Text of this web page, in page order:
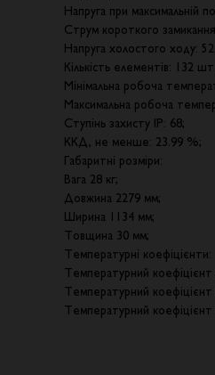
Напруга при максимальній
Струм короткого
Напруга холостого ходу:
Кількість елементів: 132
Мінімальна робоча
Максимальна робоча
Ступінь захисту IP: 68;
ККД, не менше: 23.99 %;
Габаритні розміри:
Вага 28 кг;
Довжина 2279 мм;
Ширина 1134 мм;
Товщина 30 мм;
Температурні коефіцієнти:
Температурний
Температурний
Температурний